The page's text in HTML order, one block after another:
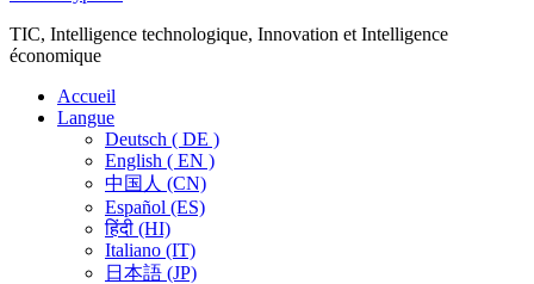
TIC, Intelligence technologique, Innovation et Intelligence
économique
Accueil
Langue
Deutsch ( DE )
English ( EN )
中国人 (CN)
Español (ES)
हिंदी (HI)
Italiano (IT)
日本語 (JP)